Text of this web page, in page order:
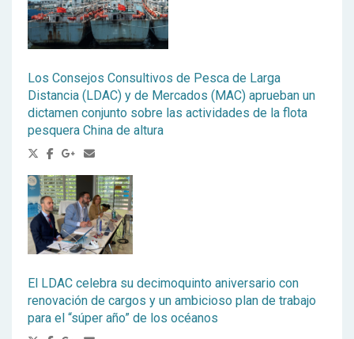
Los Consejos Consultivos de Pesca de Larga
Distancia (LDAC) y de Mercados (MAC) aprueban un
dictamen conjunto sobre las actividades de la flota
pesquera China de altura
El LDAC celebra su decimoquinto aniversario con
renovación de cargos y un ambicioso plan de trabajo
para el “súper año” de los océanos